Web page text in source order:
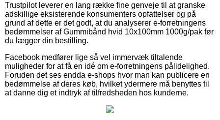
Trustpilot leverer en lang række fine genveje til at granske
adskillige eksisterende konsumenters opfattelser og på
grund af dette er det godt, at du analyserer e-forretningens
bedømmelser af Gummibånd hvid 10x100mm 1000g/pak før
du lægger din bestilling.
Facebook medfører lige så vel immervæk tiltalende
muligheder for at få en idé om e-forretningens pålidelighed.
Foruden det ses endda e-shops hvor man kan publicere en
bedømmelse af deres køb, hvilket ydermere må benyttes til
at danne dig et indtryk af tilfredsheden hos kunderne.